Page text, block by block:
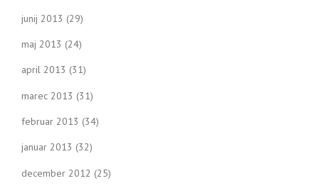
junij 2013 (29)
maj 2013 (24)
april 2013 (31)
marec 2013 (31)
februar 2013 (34)
januar 2013 (32)
december 2012 (25)